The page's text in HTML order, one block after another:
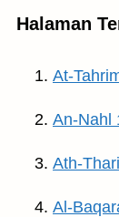
Halaman
At-
An-Nahl
Ath-
Al-